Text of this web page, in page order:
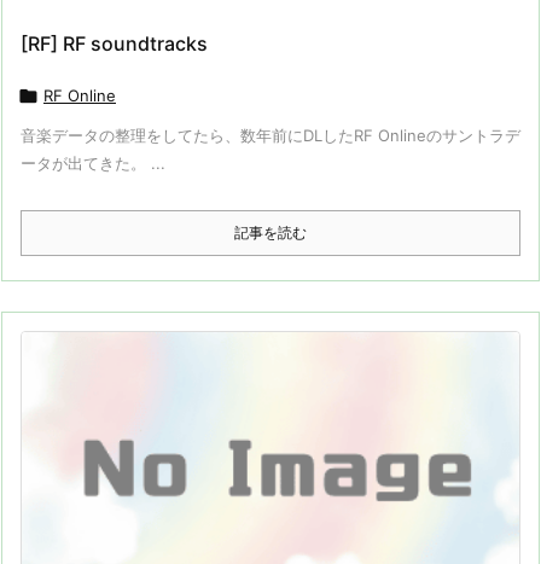
[RF] RF soundtracks
 RF Online
音楽データの整理をしてたら、数年前にDLしたRF Onlineのサントラデ
ータが出てきた。 ...
記事を読む